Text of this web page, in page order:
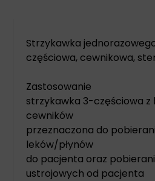
Strzykawka
częściowa, cewnikowa,
Zastosowanie
strzykawka 3-częściowa z
cewników
przeznaczona do
leków/płynów
do pacjenta oraz
ustrojowych od pacjenta